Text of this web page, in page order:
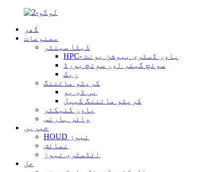
گھر
مصنوعات
ڈیٹا سینٹر
HPC- پاور ڈسٹری بیوشن یونٹ
سوئچ گیئر اور سوئچ بورڈ
ریک
کرپٹو مائننگ
پی ڈی یو
کرپٹو مائننگ کیبل
پاور کنیکٹر
وائر ہارنس
خبریں
HOUD نیوز
نمائش
انڈسٹری نیوز
حل